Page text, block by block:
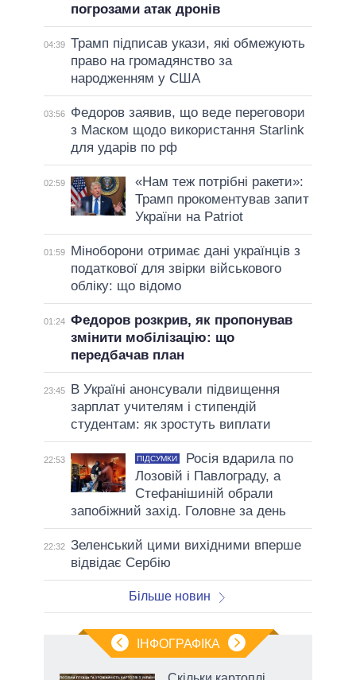
погрозами атак дронів
04:39 Трамп підписав укази, які обмежують
право на громадянство за
народженням у США
03:56
Федоров заявив, що веде переговори
з Маском щодо використання Starlink
для ударів по рф
02:59
«Нам теж потрібні ракети»:
Трамп прокоментував запит
України на Patriot
01:59
Міноборони отримає дані українців з
податкової для звірки військового
обліку: що відомо
01:24 Федоров розкрив, як пропонував
змінити мобілізацію: що
передбачав план
23:45
В Україні анонсували підвищення
зарплат учителям і стипендій
студентам: як зростуть виплати
22:53 ПІДСУМКИ
Росія вдарила по
Лозовій і Павлограду, а
Стефанішиній обрали
запобіжний захід. Головне за день
22:32 Зеленський цими вихідними вперше
відвідає Сербію
Більше новин
ІНФОГРАФІКА